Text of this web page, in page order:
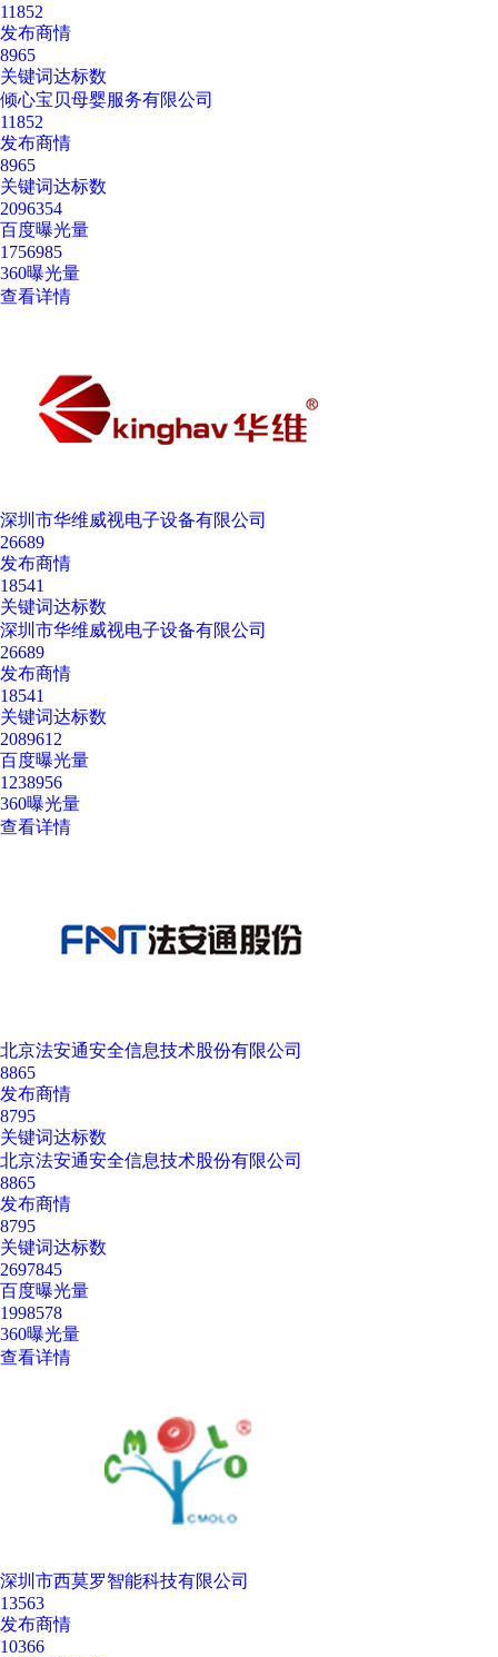
11852
发布商情
8965
关键词达标数
倾心宝贝母婴服务有限公司
11852
发布商情
8965
关键词达标数
2096354
百度曝光量
1756985
360曝光量
查看详情
深圳市华维威视电子设备有限公司
26689
发布商情
18541
关键词达标数
深圳市华维威视电子设备有限公司
26689
发布商情
18541
关键词达标数
2089612
百度曝光量
1238956
360曝光量
查看详情
北京法安通安全信息技术股份有限公司
8865
发布商情
8795
关键词达标数
北京法安通安全信息技术股份有限公司
8865
发布商情
8795
关键词达标数
2697845
百度曝光量
1998578
360曝光量
查看详情
深圳市西莫罗智能科技有限公司
13563
发布商情
10366